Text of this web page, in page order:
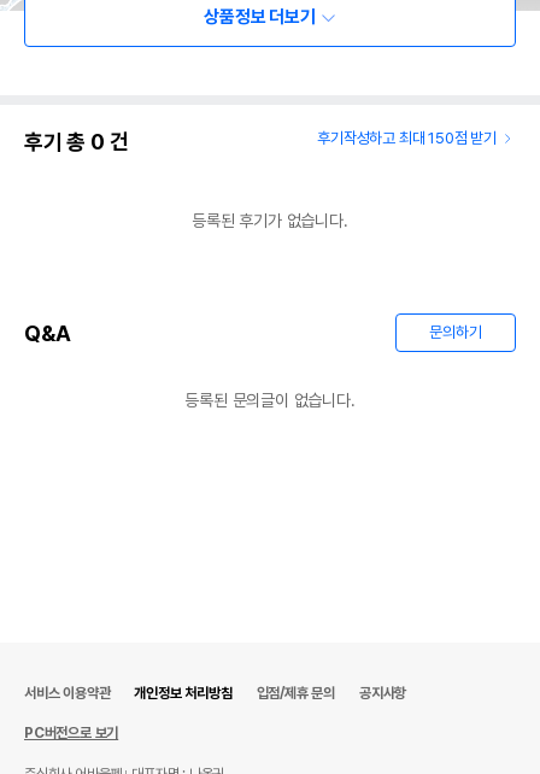
상품정보 더보기
후기 총 0 건 후기작성하고 최대 150점 받기
등록된 후기가 없습니다.
Q&A 문의하기
등록된 문의글이 없습니다.
서비스 이용약관 개인정보 처리방침 입점/제휴 문의 공지사항
PC버전으로 보기